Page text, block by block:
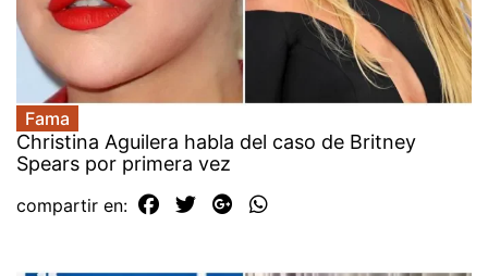
Fama
Christina Aguilera habla del caso de Britney
Spears por primera vez
compartir en: